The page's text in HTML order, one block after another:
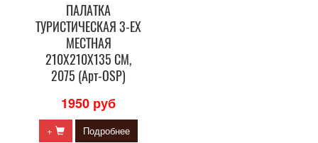
ПАЛАТКА
ТУРИСТИЧЕСКАЯ 3-ЕХ
МЕСТНАЯ
210Х210Х135 СМ,
2075 (Арт-OSP)
1950 руб
+ Подробнее